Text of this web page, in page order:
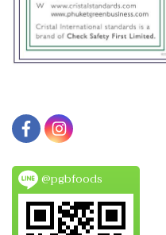
@pgbfoods